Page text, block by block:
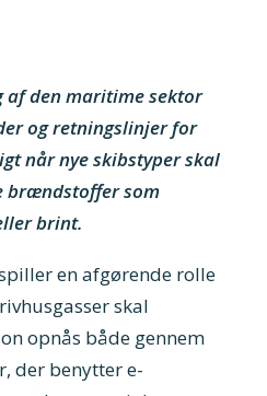
af den maritime sektor
og retningslinjer for
når nye skibstyper skal
brændstoffer som
brint.
en afgørende rolle
skal
opnås både gennem
der benytter e-